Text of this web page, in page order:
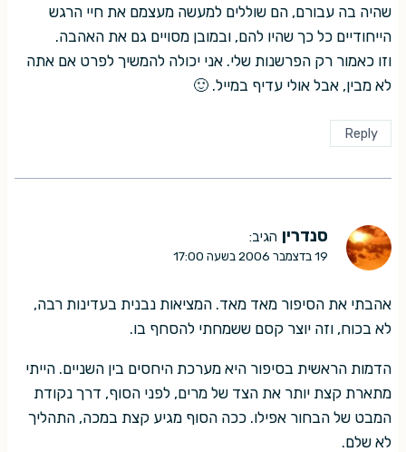
שהיה בה עבורם, הם שוללים למעשה מעצמם את חיי הרגש
הייחודיים כל כך שהיו להם, ובמובן מסויים גם את האהבה.
וזו כאמור רק הפרשנות שלי. אני יכולה להמשיך לפרט אם אתה
לא מבין, אבל אולי עדיף במייל. 🙂
Reply
סנדרין הגיב:
19 בדצמבר 2006 בשעה 17:00
אהבתי את הסיפור מאד מאד. המציאות נבנית בעדינות רבה,
לא בכוח, וזה יוצר קסם ששמחתי להסחף בו.
הדמות הראשית בסיפור היא מערכת היחסים בין השניים. הייתי
מתארת קצת יותר את הצד של מרים, לפני הסוף, דרך נקודת
המבט של הבחור אפילו. ככה הסוף מגיע קצת במכה, התהליך
לא שלם.